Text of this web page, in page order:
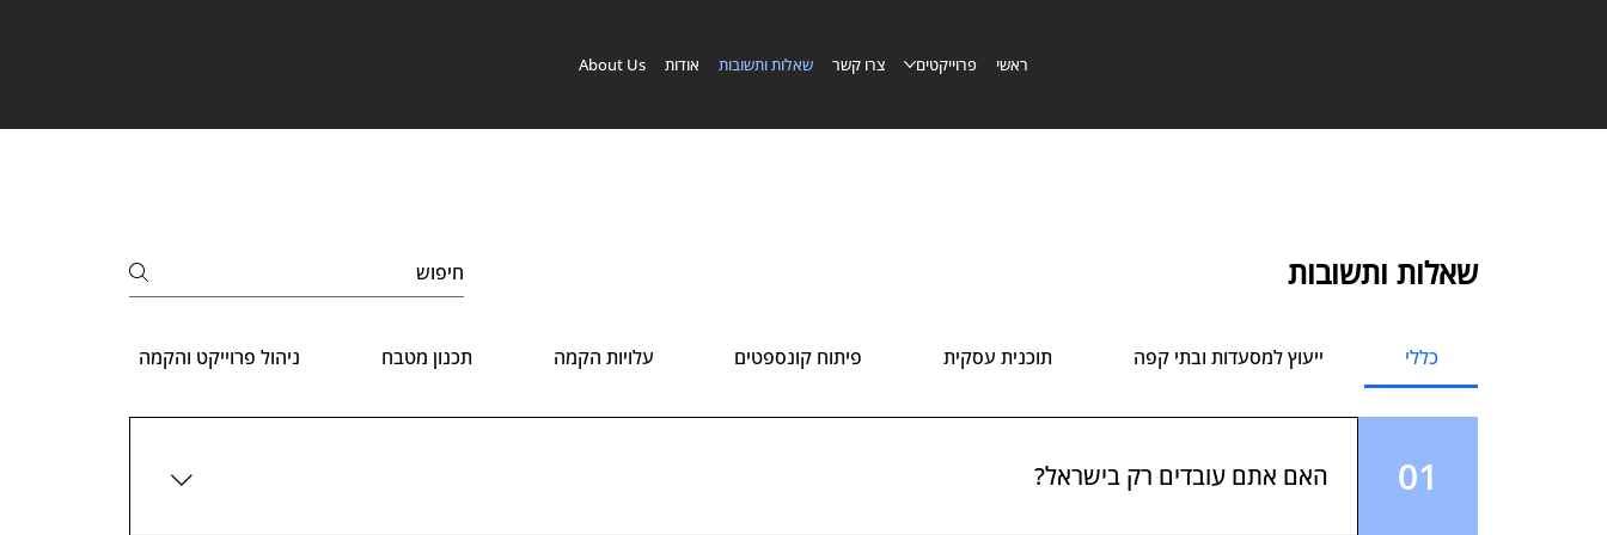
ראשי פרוייקטים צרו קשר שאלות ותשובות אודות About Us
שאלות ותשובות
כללי ייעוץ למסעדות ובתי קפה תוכנית עסקית פיתוח קונספטים עלויות הקמה תכנון מטבח ניהול פרוייקט והקמה
01 האם אתם עובדים רק בישראל?